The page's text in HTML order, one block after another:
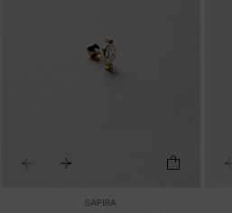
SAFIRA